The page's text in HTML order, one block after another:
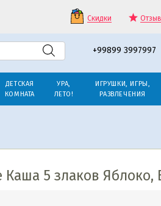
Скидки
+99899 3997997
ДЕТСКАЯ
КОМНАТА
УРА,
ЛЕТО!
ИГРУШКИ, ИГРЫ,
РАЗВЛЕЧЕНИЯ
Каша 5 злаков Яблоко,